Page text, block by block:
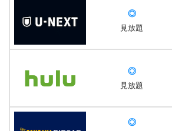
◎
見放題
◎
見放題
◎